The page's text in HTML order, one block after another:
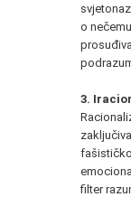
o
3.
filter